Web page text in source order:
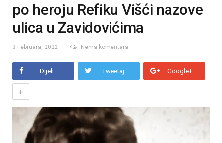
po heroju Refiku Višći nazove
ulica u Zavidovićima
3 Februara, 2022 Nema komentara
Dijeli Tweetaj Google+
+